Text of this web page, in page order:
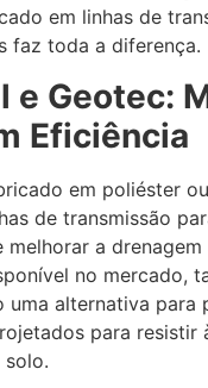
em linhas de
faz toda a diferença.
e Geotec:
Eficiência
em poliéster
de transmissão
melhorar a
no mercado,
uma alternativa
para resistir